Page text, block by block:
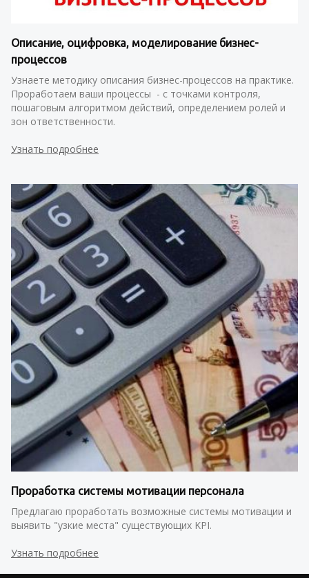
Описание, оцифровка, моделирование бизнес-
процессов
Узнаете методику описания бизнес-процессов на практике.
Проработаем ваши процессы  - с точками контроля,
пошаговым алгоритмом действий, определением ролей и
зон ответственности.
Узнать подробнее
Проработка системы мотивации персонала
Предлагаю проработать возможные системы мотивации и
выявить "узкие места" существующих KPI.
Узнать подробнее